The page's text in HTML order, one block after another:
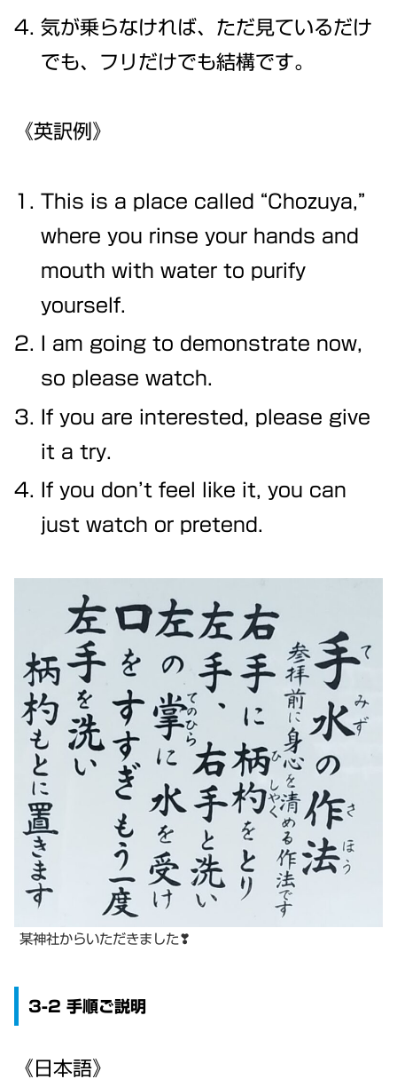
気が乗らなければ、ただ見ているだけ
でも、フリだけでも結構です。
《英訳例》
This is a place called “Chozuya,”
where you rinse your hands and
mouth with water to purify
yourself.
I am going to demonstrate now,
so please watch.
If you are interested, please give
it a try.
If you don’t feel like it, you can
just watch or pretend.
某神社からいただきました❣
3-2 手順ご説明
《日本語》